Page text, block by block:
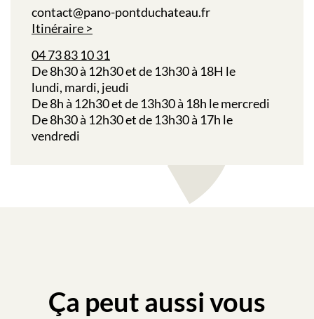
contact@pano-pontduchateau.fr
Itinéraire
04 73 83 10 31
De 8h30 à 12h30 et de 13h30 à 18H le
lundi, mardi, jeudi
De 8h à 12h30 et de 13h30 à 18h lemercredi
De 8h30 à 12h30 et de 13h30 à 17h le
vendredi
Ça peut aussi vous